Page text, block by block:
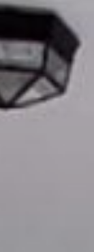
a página anterior